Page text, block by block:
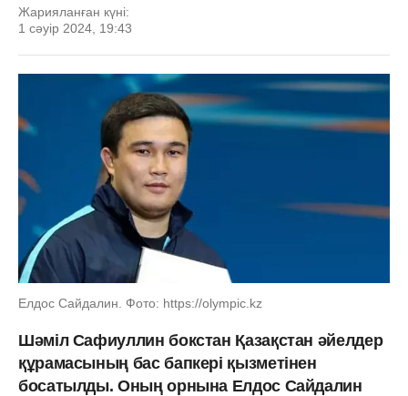
Жарияланған күні:
1 сәуір 2024, 19:43
Елдос Сайдалин. Фото: https://olympic.kz
Шәміл Сафиуллин бокстан Қазақстан әйелдер
құрамасының бас бапкері қызметінен
босатылды. Оның орнына Елдос Сайдалин